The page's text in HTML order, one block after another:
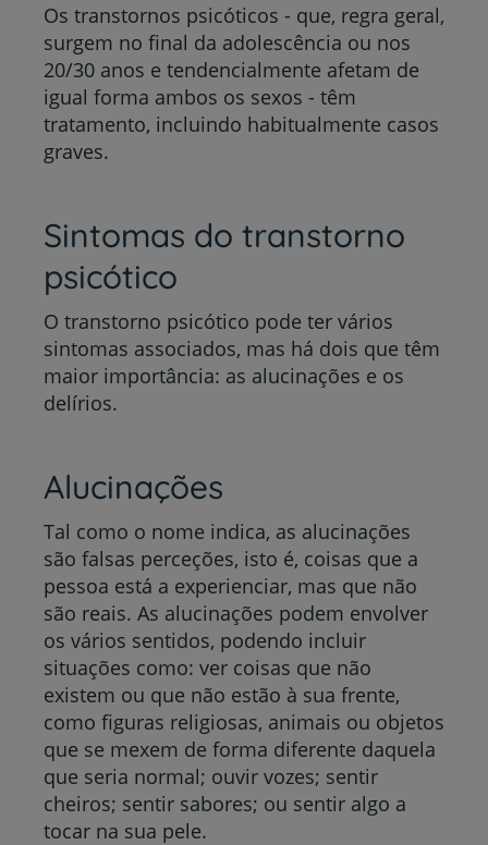
Os transtornos psicóticos - que, regra geral,
surgem no final da adolescência ou nos
20/30 anos e tendencialmente afetam de
igual forma ambos os sexos - têm
tratamento, incluindo habitualmente casos
graves.
Sintomas do transtorno
psicótico
O transtorno psicótico pode ter vários
sintomas associados, mas há dois que têm
maior importância: as alucinações e os
delírios.
Alucinações
Tal como o nome indica, as alucinações
são falsas perceções, isto é, coisas que a
pessoa está a experienciar, mas que não
são reais. As alucinações podem envolver
os vários sentidos, podendo incluir
situações como: ver coisas que não
existem ou que não estão à sua frente,
como figuras religiosas, animais ou objetos
que se mexem de forma diferente daquela
que seria normal; ouvir vozes; sentir
cheiros; sentir sabores; ou sentir algo a
tocar na sua pele.